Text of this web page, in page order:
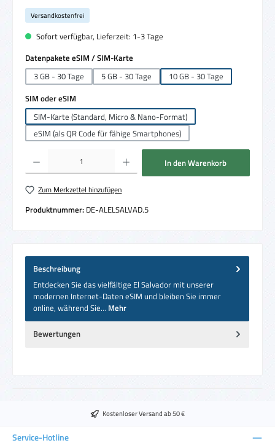
Versandkostenfrei
Sofort verfügbar, Lieferzeit: 1-3 Tage
Datenpakete eSIM / SIM-Karte
3 GB - 30 Tage
5 GB - 30 Tage
10 GB - 30 Tage
SIM oder eSIM
SIM-Karte (Standard, Micro & Nano-Format)
eSIM (als QR Code für fähige Smartphones)
Produkt Anzahl: Gib den gewünschten Wert ein oder benutze die Schaltflächen um
In den Warenkorb
Zum Merkzettel hinzufügen
Produktnummer: DE-ALELSALVAD.5
Beschreibung
Entdecken Sie das vielfältige El Salvador mit unserer
modernen Internet-Daten eSIM und bleiben Sie immer
online, während Sie… Mehr
Bewertungen
Kostenloser Versand ab 50 €
Service-Hotline